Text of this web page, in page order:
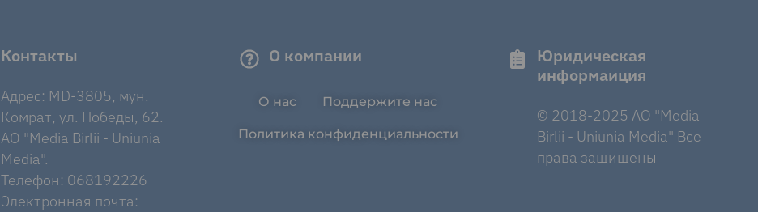
Контакты
Адрес: MD-3805, мун.
Комрат, ул. Победы, 62.
AO "Media Birlii - Uniunia
Media".
Телефон: 068192226
Электронная почта:
О компании
О нас Поддержите нас
Политика конфиденциальности
Юридическая
информаиция
© 2018-2025 AO "Media
Birlii - Uniunia Media" Все
права защищены